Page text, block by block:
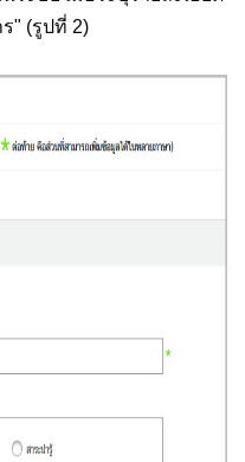
" (รูปที่ 2)